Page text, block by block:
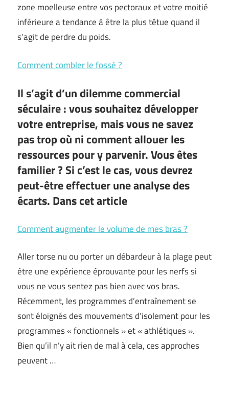
zone moelleuse entre vos pectoraux et votre moitié
inférieure a tendance à être la plus têtue quand il
s’agit de perdre du poids.
Comment combler le fossé ?
Il s’agit d’un dilemme commercial
séculaire : vous souhaitez développer
votre entreprise, mais vous ne savez
pas trop où ni comment allouer les
ressources pour y parvenir. Vous êtes
familier ? Si c’est le cas, vous devrez
peut-être effectuer une analyse des
écarts. Dans cet article
Comment augmenter le volume de mes bras ?
Aller torse nu ou porter un débardeur à la plage peut
être une expérience éprouvante pour les nerfs si
vous ne vous sentez pas bien avec vos bras.
Récemment, les programmes d’entraînement se
sont éloignés des mouvements d’isolement pour les
programmes « fonctionnels » et « athlétiques ».
Bien qu’il n’y ait rien de mal à cela, ces approches
peuvent …